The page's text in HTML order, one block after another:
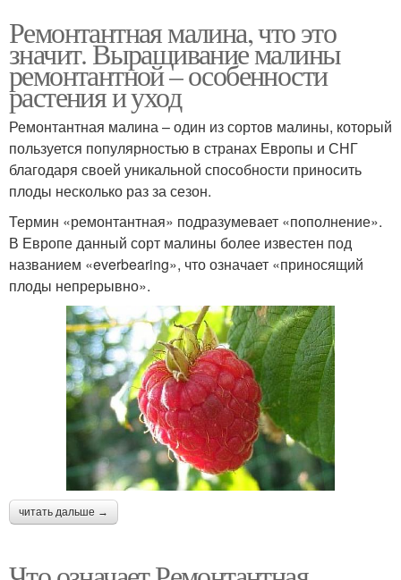
Ремонтантная малина, что это
значит. Выращивание малины
ремонтантной – особенности
растения и уход
Ремонтантная малина – один из сортов малины, который
пользуется популярностью в странах Европы и СНГ
благодаря своей уникальной способности приносить
плоды несколько раз за сезон.
Термин «ремонтантная» подразумевает «пополнение».
В Европе данный сорт малины более известен под
названием «everbearing», что означает «приносящий
плоды непрерывно».
читать дальше →